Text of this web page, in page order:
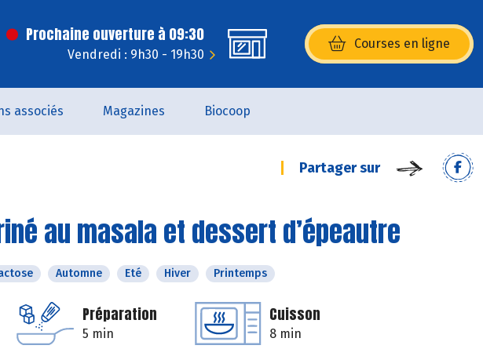
Prochaine ouverture à 09:30
Vendredi : 9h30 - 19h30
Courses en ligne
(s’ouvre dans une nouvelle
associés Magazines Biocoop
Partager sur
au masala et dessert d’épeautre
Automne Eté Hiver Printemps
Préparation
5 min
Cuisson
8 min